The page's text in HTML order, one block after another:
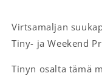
Virtsamaljan
Tiny- ja Weekend
Tinyn osalta tämä